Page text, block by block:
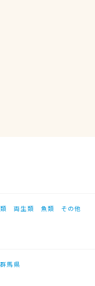
両生類 魚類 その他
群馬県